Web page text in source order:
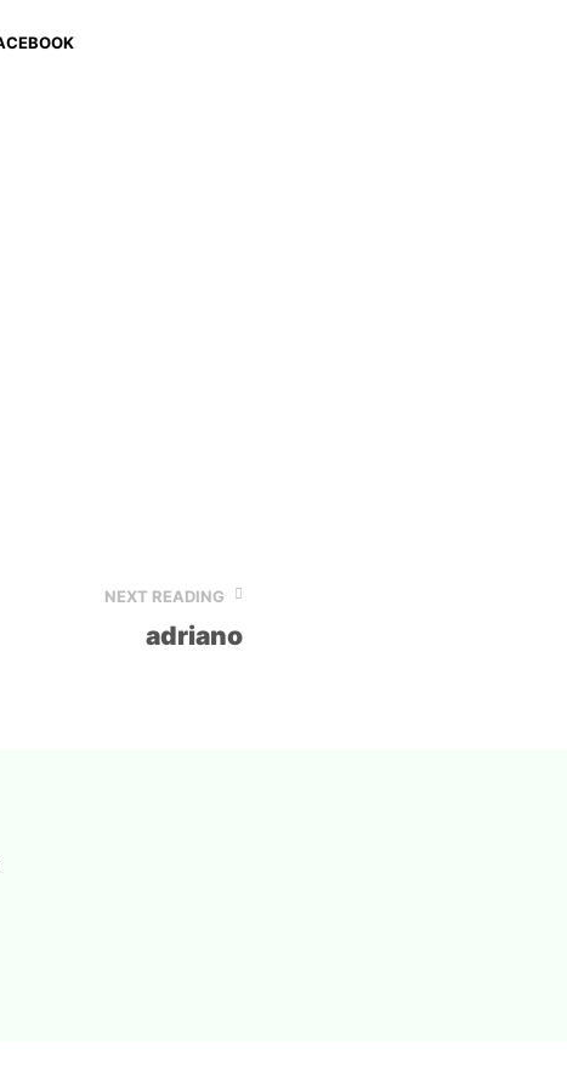
NEXT READING
adriano